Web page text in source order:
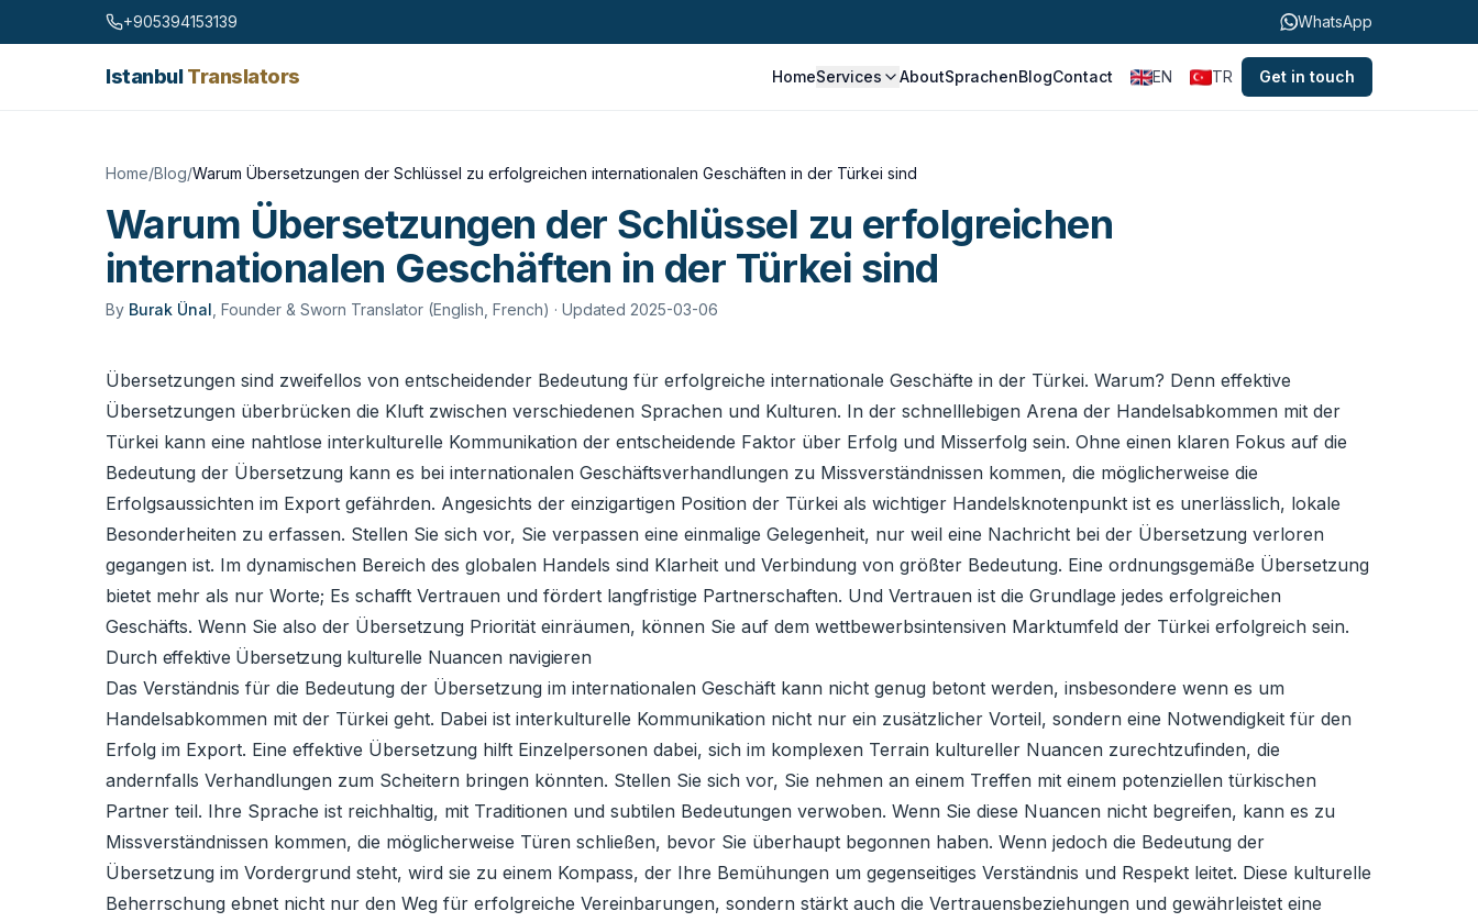
Skip to content +905394153139 WhatsApp
IstanbulTranslators HomeServices AboutSprachenBlogContact EN TR Get in touch
Home/Blog/Warum Übersetzungen der Schlüssel zu erfolgreichen internationalen Geschäften in der Türkei sind
Warum Übersetzungen der Schlüssel zu erfolgreichen
internationalen Geschäften in der Türkei sind
By Burak Ünal Founder & Sworn Translator (English, French) · Updated 2025-03-06
Übersetzungen sind zweifellos von entscheidender Bedeutung für erfolgreiche internationale Geschäfte in der Türkei. Warum? Denn effektive
Übersetzungen überbrücken die Kluft zwischen verschiedenen Sprachen und Kulturen. In der schnelllebigen Arena der Handelsabkommen mit der
Türkei kann eine nahtlose interkulturelle Kommunikation der entscheidende Faktor über Erfolg und Misserfolg sein. Ohne einen klaren Fokus auf die
Bedeutung der Übersetzung kann es bei internationalen Geschäftsverhandlungen zu Missverständnissen kommen, die möglicherweise die
Erfolgsaussichten im Export gefährden. Angesichts der einzigartigen Position der Türkei als wichtiger Handelsknotenpunkt ist es unerlässlich, lokale
Besonderheiten zu erfassen. Stellen Sie sich vor, Sie verpassen eine einmalige Gelegenheit, nur weil eine Nachricht bei der Übersetzung verloren
gegangen ist. Im dynamischen Bereich des globalen Handels sind Klarheit und Verbindung von größter Bedeutung. Eine ordnungsgemäße Übersetzung
bietet mehr als nur Worte; Es schafft Vertrauen und fördert langfristige Partnerschaften. Und Vertrauen ist die Grundlage jedes erfolgreichen
Geschäfts. Wenn Sie also der Übersetzung Priorität einräumen, können Sie auf dem wettbewerbsintensiven Marktumfeld der Türkei erfolgreich sein.
Durch effektive Übersetzung kulturelle Nuancen navigieren
Das Verständnis für die Bedeutung der Übersetzung im internationalen Geschäft kann nicht genug betont werden, insbesondere wenn es um
Handelsabkommen mit der Türkei geht. Dabei ist interkulturelle Kommunikation nicht nur ein zusätzlicher Vorteil, sondern eine Notwendigkeit für den
Erfolg im Export. Eine effektive Übersetzung hilft Einzelpersonen dabei, sich im komplexen Terrain kultureller Nuancen zurechtzufinden, die
andernfalls Verhandlungen zum Scheitern bringen könnten. Stellen Sie sich vor, Sie nehmen an einem Treffen mit einem potenziellen türkischen
Partner teil. Ihre Sprache ist reichhaltig, mit Traditionen und subtilen Bedeutungen verwoben. Wenn Sie diese Nuancen nicht begreifen, kann es zu
Missverständnissen kommen, die möglicherweise Türen schließen, bevor Sie überhaupt begonnen haben. Wenn jedoch die Bedeutung der
Übersetzung im Vordergrund steht, wird sie zu einem Kompass, der Ihre Bemühungen um gegenseitiges Verständnis und Respekt leitet. Diese kulturelle
Beherrschung ebnet nicht nur den Weg für erfolgreiche Vereinbarungen, sondern stärkt auch die Vertrauensbeziehungen und gewährleistet eine